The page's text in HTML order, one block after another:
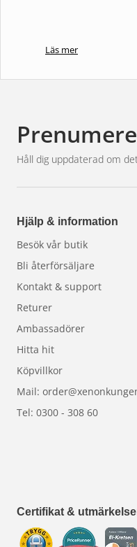
Läs mer
Håll dig uppdaterad om
Hjälp & information
Besök vår butik
Bli återförsäljare
Kontakt & support
Returer
Ambassadörer
Hitta hit
Köpvillkor
Mail:
Tel: 0300 - 308 60
Certifikat &